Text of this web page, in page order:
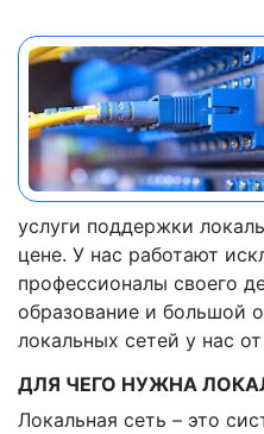
услуги поддержки
цене. У нас работают
профессионалы своего
образование и большой
локальных сетей у нас
ДЛЯ ЧЕГО НУЖНА
Локальная сеть – это